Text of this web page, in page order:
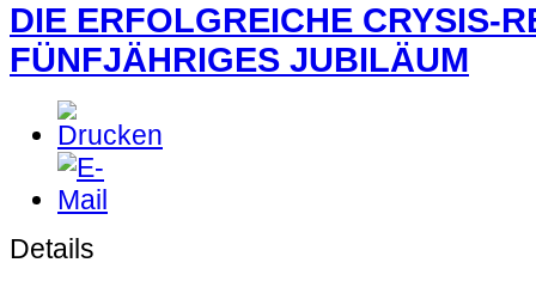
DIE ERFOLGREICHE CRYSIS-
FÜNFJÄHRIGES JUBILÄUM
Details